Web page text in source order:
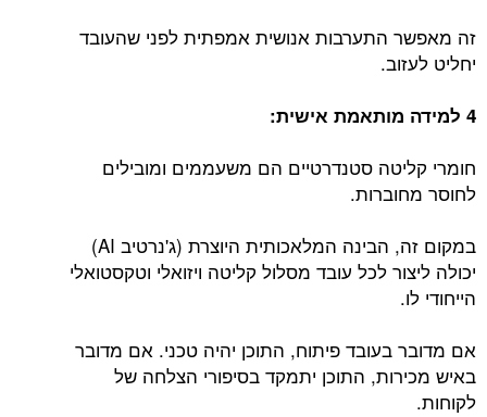
זה מאפשר התערבות אנושית אמפתית לפני שהעובד
יחליט לעזוב.
4 למידה מותאמת אישית:
חומרי קליטה סטנדרטיים הם משעממים ומובילים
לחוסר מחוברות.
במקום זה, הבינה המלאכותית היוצרת (ג'נרטיב AI)
יכולה ליצור לכל עובד מסלול קליטה ויזואלי וטקסטואלי
הייחודי לו.
אם מדובר בעובד פיתוח, התוכן יהיה טכני. אם מדובר
באיש מכירות, התוכן יתמקד בסיפורי הצלחה של
לקוחות.